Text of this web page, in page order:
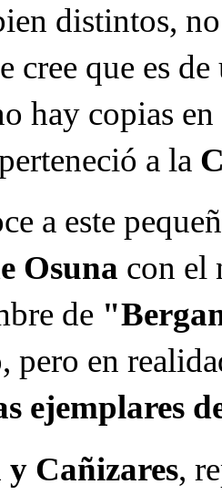
distintos,
cree que es
hay copias
a la
a este
Osuna con el
de
pero en
ejemplares
Cañizares,